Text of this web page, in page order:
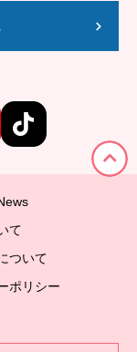
て
ついて
ポリシー